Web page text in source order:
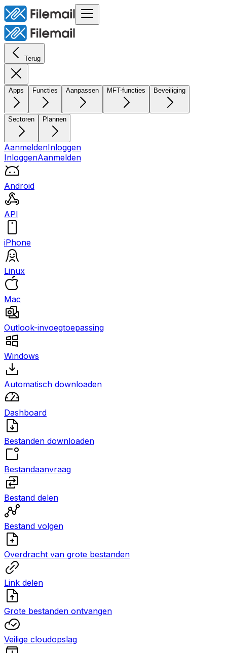
Terug
Apps Functies Aanpassen MFT-functies Beveiliging
Sectoren Plannen
AanmeldenInloggen
InloggenAanmelden
Android
API
iPhone
Linux
Mac
Outlook-invoegtoepassing
Windows
Automatisch downloaden
Dashboard
Bestanden downloaden
Bestandaanvraag
Bestand delen
Bestand volgen
Overdracht van grote bestanden
Link delen
Grote bestanden ontvangen
Veilige cloudopslag